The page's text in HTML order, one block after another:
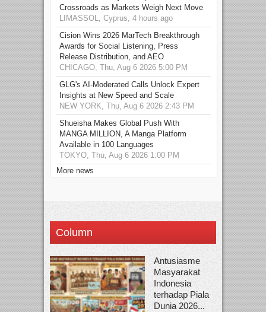
Crossroads as Markets Weigh Next Move
LIMASSOL, Cyprus, 4 hours ago
Cision Wins 2026 MarTech Breakthrough
Awards for Social Listening, Press
Release Distribution, and AEO
CHICAGO, Thu, Aug 6 2026 5:00 PM
GLG's AI-Moderated Calls Unlock Expert
Insights at New Speed and Scale
NEW YORK, Thu, Aug 6 2026 2:43 PM
Shueisha Makes Global Push With
MANGA MILLION, A Manga Platform
Available in 100 Languages
TOKYO, Thu, Aug 6 2026 1:00 PM
More news
Column
Antusiasme
Masyarakat
Indonesia
terhadap Piala
Dunia 2026...